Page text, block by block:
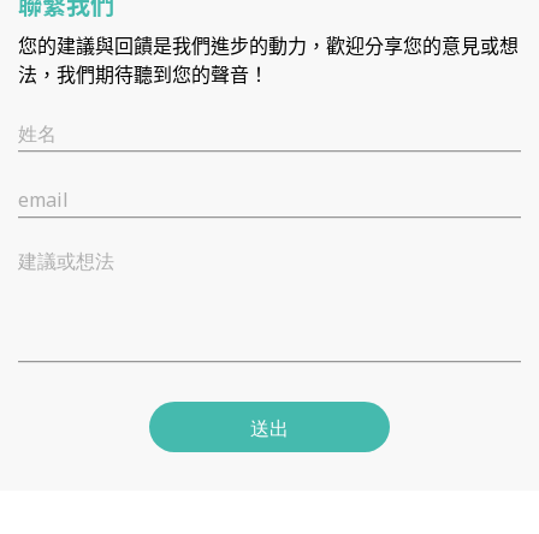
您的建議與回饋是我們進步的動力，歡迎分享您的意見或想
法，我們期待聽到您的聲音！
姓名
email
建議或想法
送出